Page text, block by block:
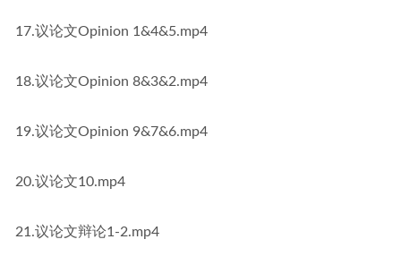
17.议论文Opinion 1&4&5.mp4
18.议论文Opinion 8&3&2.mp4
19.议论文Opinion 9&7&6.mp4
20.议论文10.mp4
21.议论文辩论1-2.mp4